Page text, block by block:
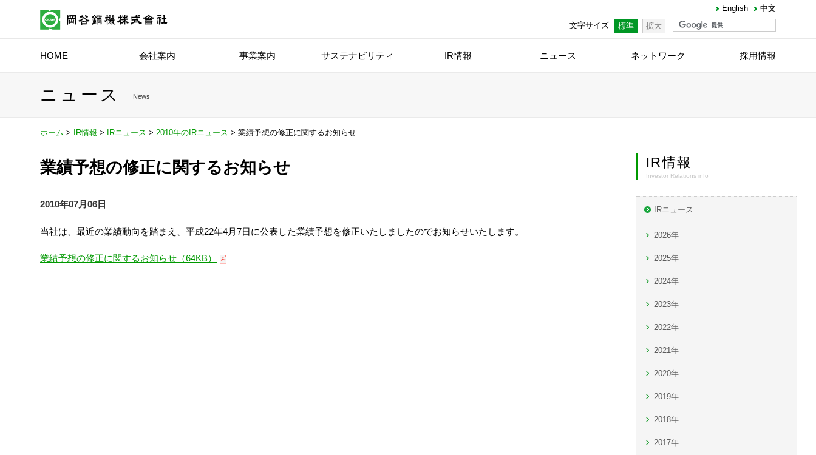
English
中文
文字サイズ
標準 拡大
HOME 会社案内 事業案内 サステナビリティ IR情報 ニュース ネットワーク 採用情報
ニュース News
ホーム > IR情報 > IRニュース > 2010年のIRニュース > 業績予想の修正に関するお知らせ
業績予想の修正に関するお知らせ
2010年07月06日
当社は、最近の業績動向を踏まえ、平成22年4月7日に公表した業績予想を修正いたしましたのでお知らせいたします。
業績予想の修正に関するお知らせ（64KB）
IR情報
Investor Relations info
IRニュース
2026年
2025年
2024年
2023年
2022年
2021年
2020年
2019年
2018年
2017年